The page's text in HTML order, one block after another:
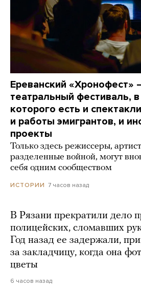
Ереванский «Хронофест»
театральный фестиваль,
которого есть и
и работы эмигрантов, и
проекты
Только здесь режиссеры,
разделенные войной, могут
себя одним сообществом
ИСТОРИИ 7 часов назад
В Рязани прекратили дело
полицейских, сломавших
Год назад ее задержали,
за закладчицу, когда она
цветы
6 часов назад